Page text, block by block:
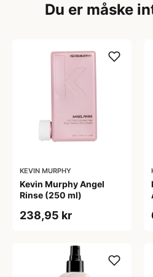
Du er måske
KEVIN MURPHY
Kevin Murphy Angel
Rinse (250 ml)
238,95 kr